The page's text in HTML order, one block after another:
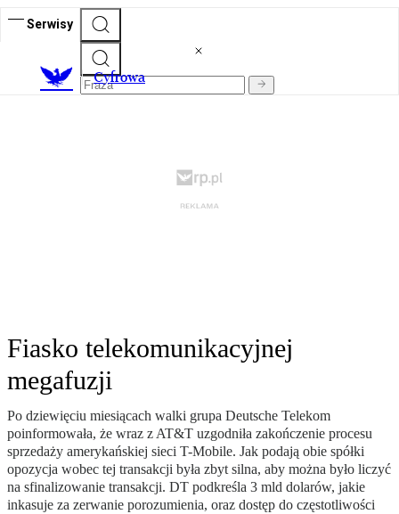
Serwisy
Cyfrowa
Fiasko telekomunikacyjnej
megafuzji
Po dziewięciu miesiącach walki grupa Deutsche Telekom
poinformowała, że wraz z AT&T uzgodniła zakończenie procesu
sprzedaży amerykańskiej sieci T-Mobile. Jak podają obie spółki
opozycja wobec tej transakcji była zbyt silna, aby można było liczyć
na sfinalizowanie transakcji. DT podkreśla 3 mld dolarów, jakie
inkasuje za zerwanie porozumienia, oraz dostęp do częstotliwości